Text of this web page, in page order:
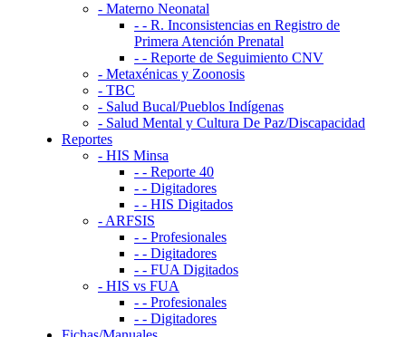
- Materno Neonatal
- - R. Inconsistencias en Registro de
Primera Atención Prenatal
- - Reporte de Seguimiento CNV
- Metaxénicas y Zoonosis
- TBC
- Salud Bucal/Pueblos Indígenas
- Salud Mental y Cultura De Paz/Discapacidad
Reportes
- HIS Minsa
- - Reporte 40
- - Digitadores
- - HIS Digitados
- ARFSIS
- - Profesionales
- - Digitadores
- - FUA Digitados
- HIS vs FUA
- - Profesionales
- - Digitadores